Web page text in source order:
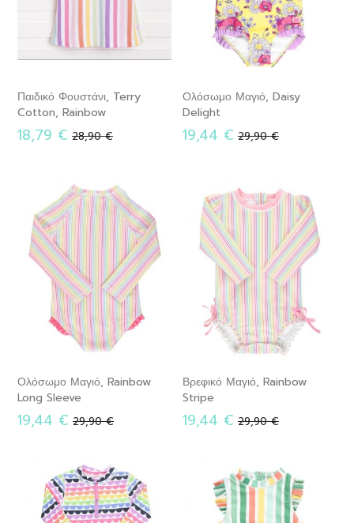
Παιδικό Φουστάνι, Terry
Cotton, Rainbow
18,79 € Κανονική
28,90 €
Ολόσωμο Μαγιό, Daisy
Delight
19,44 € Κανονική
29,90 €
Ολόσωμο Μαγιό, Rainbow
Long Sleeve
19,44 € Κανονική
29,90 €
Βρεφικό Μαγιό, Rainbow
Stripe
19,44 € Κανονική
29,90 €